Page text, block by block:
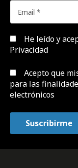
He leído y
Privacidad
Acepto que
para las
electrónicos